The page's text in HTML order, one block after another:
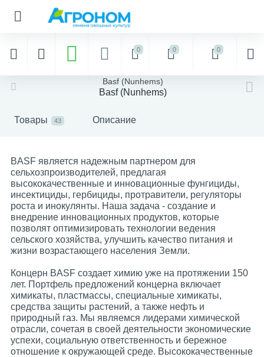
0 0 0
Basf (Nunhems)
Basf (Nunhems)
Товары 43 Описание
BASF является надежным партнером для
сельхозпроизводителей, предлагая
высококачественные и инновационные фунгициды,
инсектициды, гербициды, протравители, регуляторы
роста и инокулянты. Наша задача - создание и
внедрение инновационных продуктов, которые
позволят оптимизировать технологии ведения
сельского хозяйства, улучшить качество питания и
жизни возрастающего населения Земли.
Концерн BASF создает химию уже на протяжении 150
лет. Портфель предложений концерна включает
химикаты, пластмассы, специальные химикаты,
средства защиты растений, а также нефть и
природный газ. Мы являемся лидерами химической
отрасли, сочетая в своей деятельности экономические
успехи, социальную ответственность и бережное
отношение к окружающей среде. Высококачественные